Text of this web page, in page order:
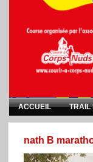
ACCUEIL TRAIL
nath B